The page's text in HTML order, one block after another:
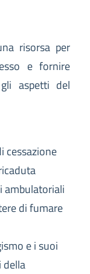
risorsa per
e fornire
aspetti del
cessazione
ambulatoriali
di fumare
e i suoi
della